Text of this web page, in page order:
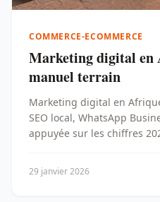
COMMERCE-ECOMMERCE
Marketing digital en
manuel terrain
Marketing digital en
SEO local, WhatsApp
appuyée sur les chiffres
29 janvier 2026